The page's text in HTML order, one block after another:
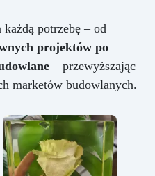
potrzebę – od
projektów po
– przewyższając
marketów budowlanych.